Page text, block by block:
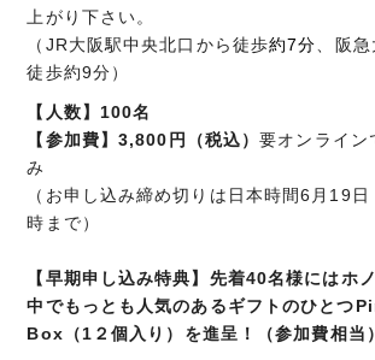
上がり下さい。
（JR大阪駅中央北口から徒歩約7分 、阪
徒歩約9分）
【人数】100名
【参加費】3,800 円（税込）要オンライン
み
（お申し込み締め切りは日本時間6月19日
時まで）
【早期申し込み特典】先着40名様にはホ
中でもっとも人気のあるギフトのひとつ
Box（1２個入り）を進呈！（参加費相当）